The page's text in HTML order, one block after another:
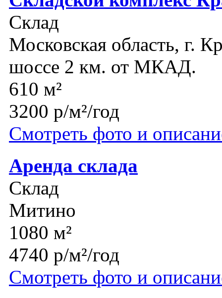
Склад
Московская область, г.
шоссе 2 км. от МКАД.
610 м²
3200 р/м²/год
Смотреть фото и
Аренда склада
Склад
Митино
1080 м²
4740 р/м²/год
Смотреть фото и